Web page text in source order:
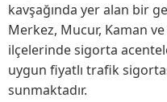
kavşağında yer alan bir
Merkez, Mucur, Kaman ve
ilçelerinde sigorta
uygun fiyatlı trafik
sunmaktadır.